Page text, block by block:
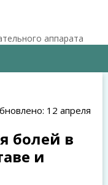
аппарата
12 апреля
болей в
и